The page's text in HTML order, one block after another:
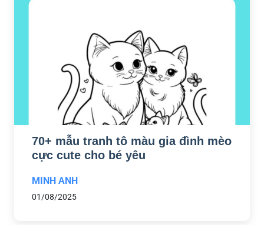
70+ mẫu tranh tô màu gia đình mèo
cực cute cho bé yêu
MINH ANH
01/08/2025